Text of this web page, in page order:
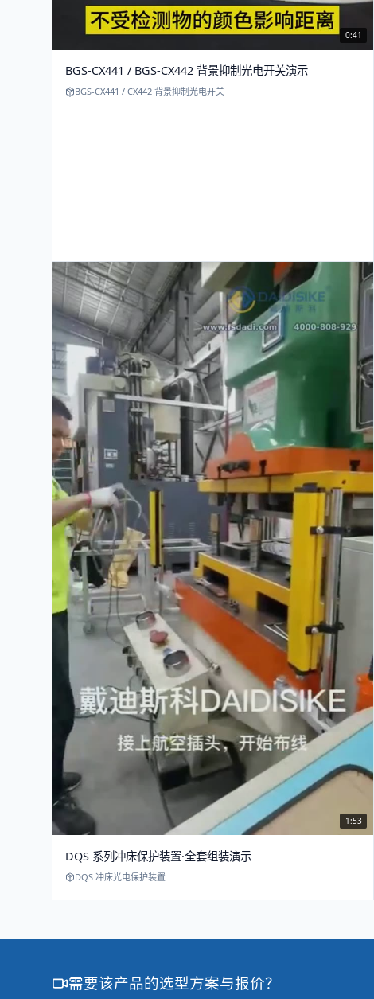
0:41
BGS-CX441 / BGS-CX442 背景抑制光电开关演示
BGS-CX441 / CX442 背景抑制光电开关
1:53
DQS 系列冲床保护装置·全套组装演示
DQS 冲床光电保护装置
需要该产品的选型方案与报价？